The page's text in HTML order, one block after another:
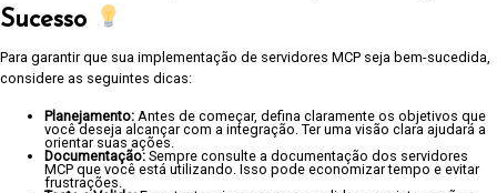
Sucesso
Para garantir que sua implementação de servidores MCP seja bem-sucedida,
considere as seguintes dicas:
Planejamento: Antes de começar, defina claramente os objetivos que
você deseja alcançar com a integração. Ter uma visão clara ajudará a
orientar suas ações.
Documentação: Sempre consulte a documentação dos servidores
MCP que você está utilizando. Isso pode economizar tempo e evitar
frustrações.